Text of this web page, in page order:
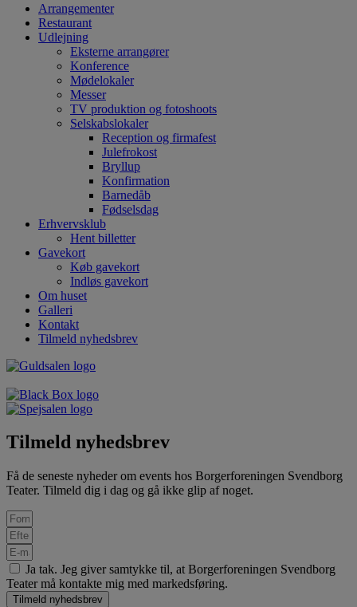
Arrangementer
Restaurant
Udlejning
Eksterne arrangører
Konference
Mødelokaler
Messer
TV produktion og fotoshoots
Selskabslokaler
Reception og firmafest
Julefrokost
Bryllup
Konfirmation
Barnedåb
Fødselsdag
Erhvervsklub
Hent billetter
Gavekort
Køb gavekort
Indløs gavekort
Om huset
Galleri
Kontakt
Tilmeld nyhedsbrev
Tilmeld nyhedsbrev
Få de seneste nyheder om events hos Borgerforeningen Svendborg
Teater. Tilmeld dig i dag og gå ikke glip af noget.
Ja tak. Jeg giver samtykke til, at Borgerforeningen Svendborg
Teater må kontakte mig med markedsføring.
Tilmeld nyhedsbrev